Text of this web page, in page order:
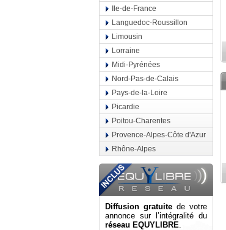
Ile-de-France
Languedoc-Roussillon
Limousin
Lorraine
Midi-Pyrénées
Nord-Pas-de-Calais
Pays-de-la-Loire
Picardie
Poitou-Charentes
Provence-Alpes-Côte d'Azur
Rhône-Alpes
Diffusion gratuite de votre
annonce sur l’intégralité du
réseau EQUYLIBRE.